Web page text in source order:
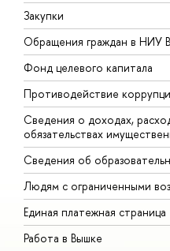
Закупки
Обращения граждан в НИУ
Фонд целевого капитала
Противодействие
Сведения о доходах,
обязательствах
Сведения об
Людям с ограниченными
Единая платежная страница
Работа в Вышке